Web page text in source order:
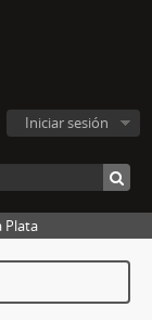
Iniciar sesión
Plata